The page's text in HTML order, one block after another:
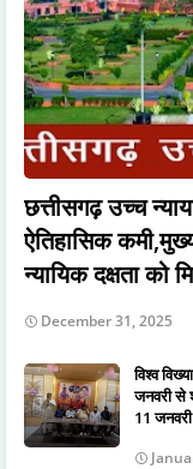
छत्तीसगढ़ उच्च
ऐतिहासिक
न्यायिक दक्षता को
December 31, 2025
विश्व
जनवरी से
11